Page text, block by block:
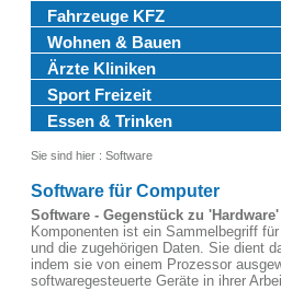
Fahrzeuge KFZ
Wohnen & Bauen
Ärzte Kliniken
Sport Freizeit
Essen & Trinken
Sie sind hier : Software
Software für Computer
Software - Gegenstück zu 'Hardware'
Komponenten ist ein Sammelbegriff
und die zugehörigen Daten. Sie dient
indem sie von einem Prozessor
softwaregesteuerte Geräte in ihrer